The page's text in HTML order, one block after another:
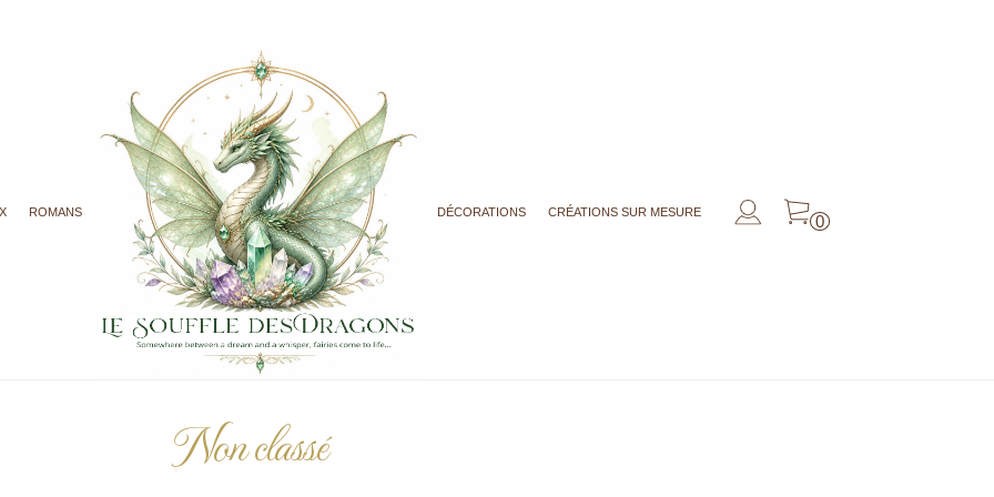
ROMANS DÉCORATIONS CRÉATIONS SUR MESURE 0
Non classé